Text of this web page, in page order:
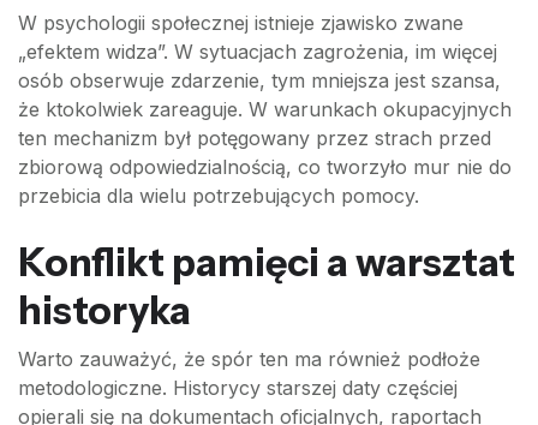
W psychologii społecznej istnieje zjawisko zwane
„efektem widza”. W sytuacjach zagrożenia, im więcej
osób obserwuje zdarzenie, tym mniejsza jest szansa,
że ktokolwiek zareaguje. W warunkach okupacyjnych
ten mechanizm był potęgowany przez strach przed
zbiorową odpowiedzialnością, co tworzyło mur nie do
przebicia dla wielu potrzebujących pomocy.
Konflikt pamięci a warsztat
historyka
Warto zauważyć, że spór ten ma również podłoże
metodologiczne. Historycy starszej daty częściej
opierali się na dokumentach oficjalnych, raportach